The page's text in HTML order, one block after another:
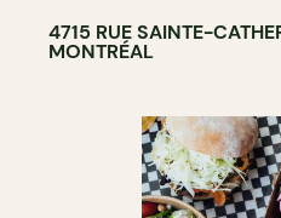
4715 RUE SAINTE-
MONTRÉAL